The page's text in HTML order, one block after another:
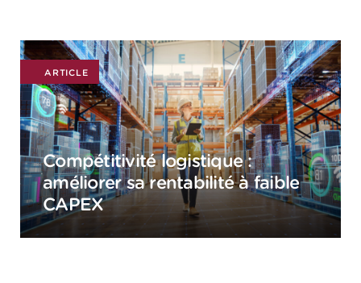
ARTICLE
Compétitivité logistique :
améliorer sa rentabilité à faible
CAPEX